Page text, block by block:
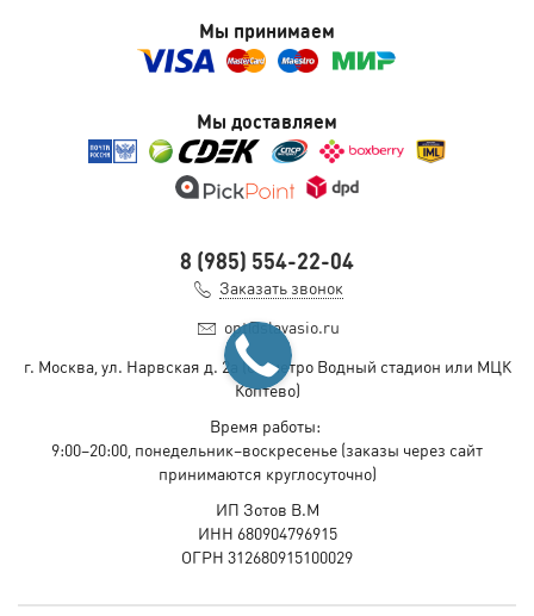
Мы принимаем
Мы доставляем
8 (985) 554-22-04
Заказать звонок
opt@slavasio.ru
г. Москва, ул. Нарвская д. 2а (ст. метро Водный стадион или МЦК
Коптево)
Время работы:
9:00–20:00, понедельник–воскресенье (заказы через сайт
принимаются круглосуточно)
ИП Зотов В.М
ИНН 680904796915
ОГРН 312680915100029